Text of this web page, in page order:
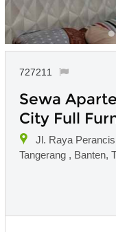
727211
Sewa
City Full
Jl. Raya
Tangerang , Banten,